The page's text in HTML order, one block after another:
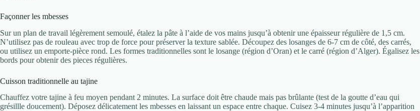
Façonner les mbesses
Sur un plan de travail légèrement semoulé, étalez la pâte à l’aide de vos mains jusqu’à obtenir une épaisseur régulière de 1,5 cm.
N’utilisez pas de rouleau avec trop de force pour préserver la texture sablée. Découpez des losanges de 6-7 cm de côté, des carrés,
ou utilisez un emporte-pièce rond. Les formes traditionnelles sont le losange (région d’Oran) et le carré (région d’Alger). Égalisez les
bords pour obtenir des pieces régulières.
Cuisson traditionnelle au tajine
Chauffez votre tajine à feu moyen pendant 2 minutes. La surface doit être chaude mais pas brûlante (test de la goutte d’eau qui
grésillle doucement). Déposez délicatement les mbesses en laissant un espace entre chaque. Cuisez 3-4 minutes jusqu’à l’apparition